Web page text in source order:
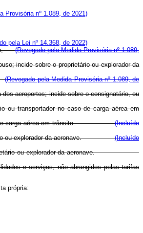
Provisória nº 1.089, de 2021)
pela Lei nº 14.368, de 2022)
(Revogado pela Medida Provisória nº 1.089,
incide sobre o proprietário ou explorador da
(Revogado pela Medida Provisória nº 1.089, de
aeroportos; incide sobre o consignatário, ou
ou transportador no caso de carga aérea em
no caso de carga aérea em trânsito.(Incluído
ou explorador da aeronave.(Incluído
ou explorador da aeronave.
e serviços, não abrangidos pelas tarifas
própria: